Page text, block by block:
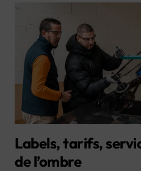
Labels, tarifs,
de l’ombre